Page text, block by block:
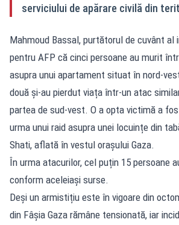
serviciului de apărare civilă din
Mahmoud Bassal, purtătorul de cuvânt
pentru AFP că cinci persoane au murit
asupra unui apartament situat în nord-
două și-au pierdut viața într-un atac
partea de sud-vest. O a opta victimă a
urma unui raid asupra unei locuințe din
Shati, aflată în vestul orașului Gaza.
În urma atacurilor, cel puțin 15 persoane
conform aceleiași surse.
Deși un armistițiu este în vigoare din
din Fâșia Gaza rămâne tensionată, iar